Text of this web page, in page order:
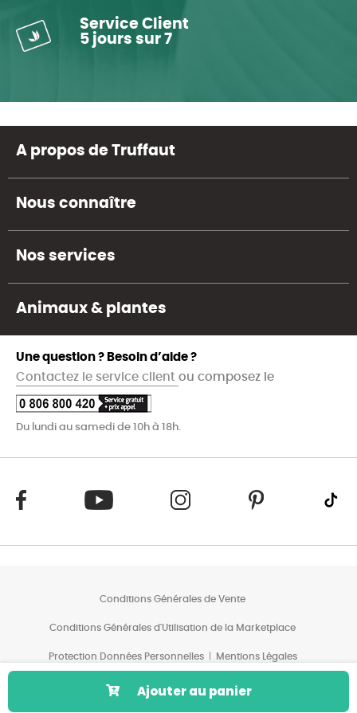
Ajouter au panier
Service Client
5 jours sur 7
A propos de Truffaut
Nous connaître
Nos services
Animaux & plantes
Une question ? Besoin d’aide ?
Contactez le service client ou composez le
Du lundi au samedi de 10h à 18h.
Conditions Générales de Vente
Conditions Générales d'Utilisation de la Marketplace
Protection Données Personnelles Mentions Légales
Conditions des Offres*